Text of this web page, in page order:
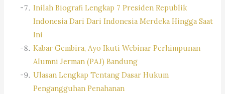
Inilah Biografi Lengkap 7 Presiden Republik
Indonesia Dari Dari Indonesia Merdeka Hingga Saat
Ini
Kabar Gembira, Ayo Ikuti Webinar Perhimpunan
Alumni Jerman (PAJ) Bandung
Ulasan Lengkap Tentang Dasar Hukum
Pengangguhan Penahanan